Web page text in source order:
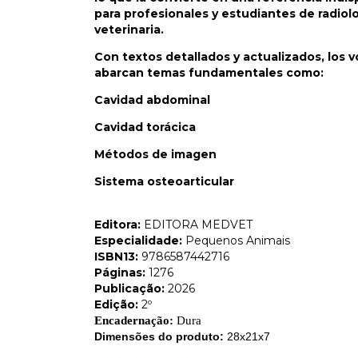
para profesionales y estudiantes de
veterinaria.
Con textos detallados y actualizados, los
abarcan temas fundamentales como:
Cavidad abdominal
Cavidad torácica
Métodos de imagen
Sistema osteoarticular
Editora: EDITORA MEDVET
Especialidade: Pequenos Animais
ISBN13: 9786587442716
Páginas: 1276
Publicação: 2026
Edição: 2º
Encadernação: Dura
Dimensões do produto: 28x21x7